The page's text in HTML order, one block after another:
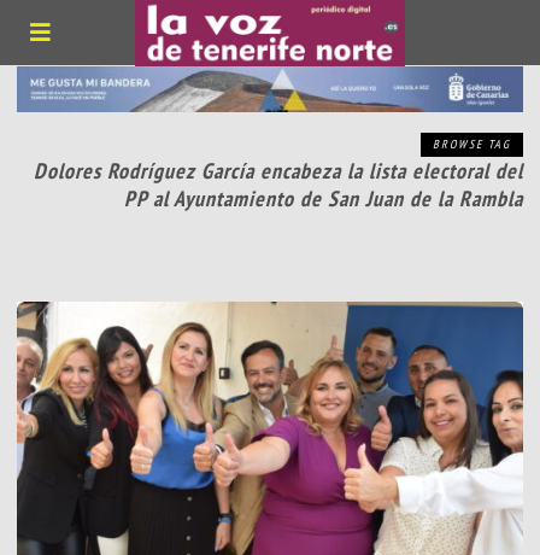
BROWSE TAG
Dolores Rodríguez García encabeza la lista electoral del
PP al Ayuntamiento de San Juan de la Rambla